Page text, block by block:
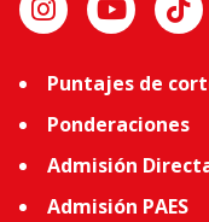
Puntajes de
Ponderaciones
Admisión
Admisión PAES